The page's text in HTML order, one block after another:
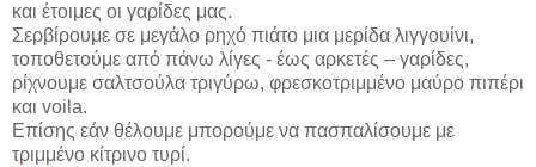
και έτοιμες οι γαρίδες μας.
Σερβίρουμε σε μεγάλο ρηχό πιάτο μια μερίδα λιγγουίνι,
τοποθετούμε από πάνω λίγες - έως αρκετές – γαρίδες,
ρίχνουμε σαλτσούλα τριγύρω, φρεσκοτριμμένο μαύρο πιπέρι
και voila.
Επίσης εάν θέλουμε μπορούμε να πασπαλίσουμε με
τριμμένο κίτρινο τυρί.